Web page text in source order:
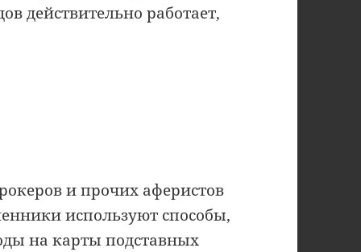
действительно работает,
и прочих аферистов
используют способы,
на карты подставных